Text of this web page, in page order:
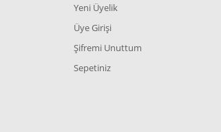
Yeni Üyelik
Üye Girişi
Şifremi Unuttum
Sepetiniz